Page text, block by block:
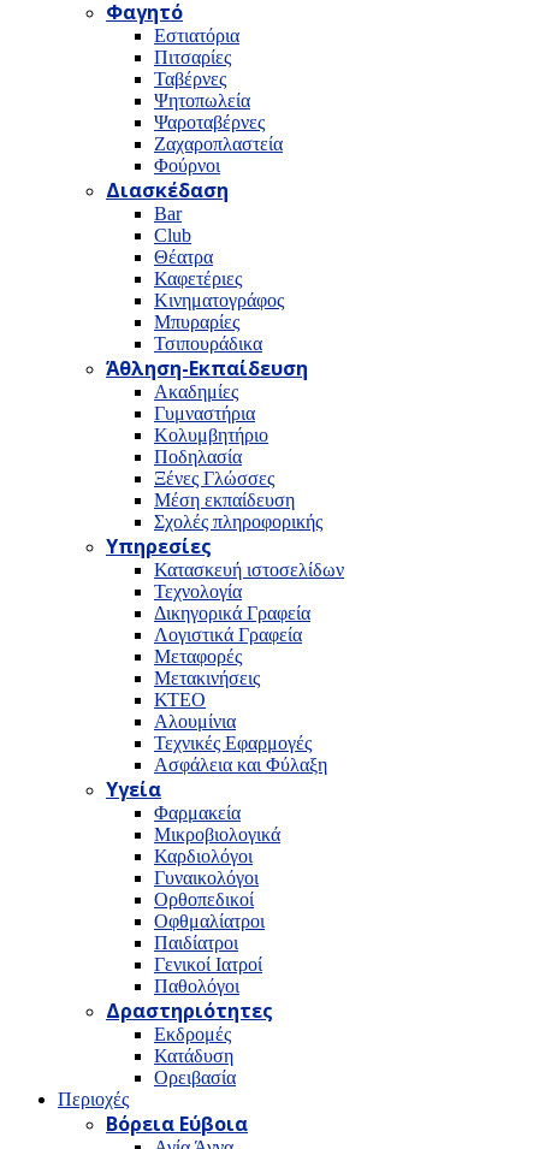
Φαγητό
Εστιατόρια
Πιτσαρίες
Ταβέρνες
Ψητοπωλεία
Ψαροταβέρνες
Ζαχαροπλαστεία
Φούρνοι
Διασκέδαση
Bar
Club
Θέατρα
Καφετέριες
Κινηματογράφος
Μπυραρίες
Τσιπουράδικα
Άθληση-Εκπαίδευση
Ακαδημίες
Γυμναστήρια
Κολυμβητήριο
Ποδηλασία
Ξένες Γλώσσες
Μέση εκπαίδευση
Σχολές πληροφορικής
Υπηρεσίες
Κατασκευή ιστοσελίδων
Τεχνολογία
Δικηγορικά Γραφεία
Λογιστικά Γραφεία
Μεταφορές
Μετακινήσεις
ΚΤΕΟ
Αλουμίνια
Τεχνικές Εφαρμογές
Ασφάλεια και Φύλαξη
Υγεία
Φαρμακεία
Μικροβιολογικά
Καρδιολόγοι
Γυναικολόγοι
Ορθοπεδικοί
Οφθμαλίατροι
Παιδίατροι
Γενικοί Ιατροί
Παθολόγοι
Δραστηριότητες
Εκδρομές
Κατάδυση
Ορειβασία
Περιοχές
Βόρεια Εύβοια